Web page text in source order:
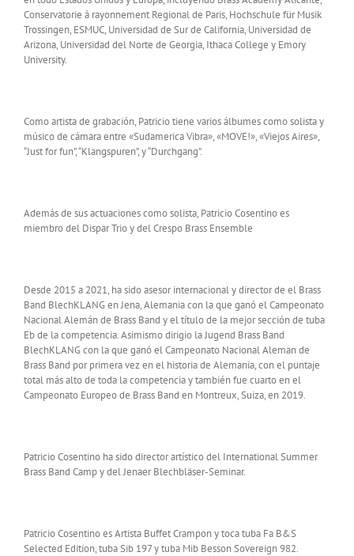
Conservatorie à rayonnement Regional de Paris, Hochschule für Musik
Trossingen, ESMUC, Universidad de Sur de California, Universidad de
Arizona, Universidad del Norte de Georgia, Ithaca College y Emory
University.
Como artista de grabación, Patricio tiene varios álbumes como solista y
músico de cámara entre «Sudamerica Vibra», «MOVE!», «Viejos Aires»,
“Just for fun”, “Klangspuren”, y “Durchgang”.
Además de sus actuaciones como solista, Patricio Cosentino es
miembro del Dispar Trio y del Crespo Brass Ensemble
Desde 2015 a 2021, ha sido asesor internacional y director de el Brass
Band BlechKLANG en Jena, Alemania con la que ganó el Campeonato
Nacional Alemán de Brass Band y el título de la mejor sección de tuba
Eb de la competencia. Asimismo dirigio la Jugend Brass Band
BlechKLANG con la que ganó el Campeonato Nacional Aleman de
Brass Band por primera vez en el historia de Alemania, con el puntaje
total más alto de toda la competencia y también fue cuarto en el
Campeonato Europeo de Brass Band en Montreux, Suiza, en 2019.
Patricio Cosentino ha sido director artístico del International Summer
Brass Band Camp y del Jenaer Blechbläser-Seminar.
Patricio Cosentino es Artista Buffet Crampon y toca tuba Fa B&S
Selected Edition, tuba Sib 197 y tuba Mib Besson Sovereign 982.